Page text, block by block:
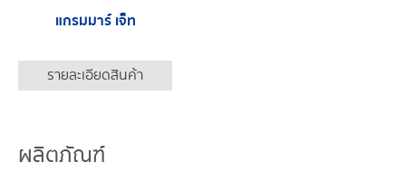
แกรมมาร์ เจ็ท
รายละเอียดสินค้า
ผลิตภัณฑ์